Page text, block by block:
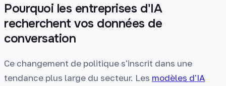
Pourquoi les entreprises d'IA
recherchent vos données de
conversation
Ce changement de politique s'inscrit dans une
tendance plus large du secteur. Les modèles d'IA